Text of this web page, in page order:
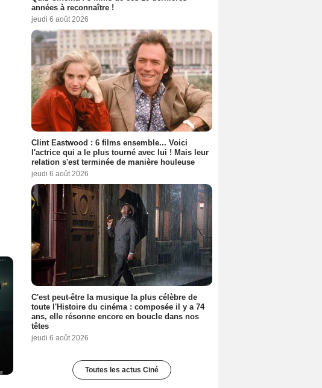
années à reconnaître !
jeudi 6 août 2026
Clint Eastwood : 6 films ensemble... Voici
l'actrice qui a le plus tourné avec lui ! Mais leur
relation s'est terminée de manière houleuse
jeudi 6 août 2026
C'est peut-être la musique la plus célèbre de
toute l'Histoire du cinéma : composée il y a 74
ans, elle résonne encore en boucle dans nos
têtes
jeudi 6 août 2026
Toutes les actus Ciné